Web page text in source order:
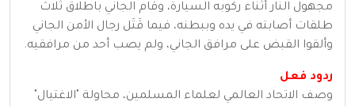
مجهول النار أثناء ركوبه السيارة، وقام الجاني باطلاق ثلاث
طلقات أصابته في يده وببطنه، فيما قَتَل رجال الأمن الجاني
وألقوا القبض على مرافق الجاني، ولم يصب أحد من مرافقيه.
ردود فعل
وصف الاتحاد العالمي لعلماء المسلمين، محاولة "الاغتيال"